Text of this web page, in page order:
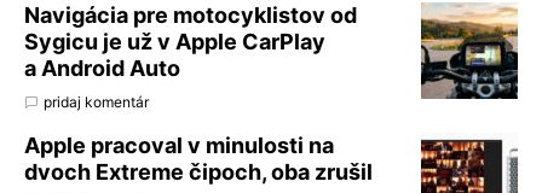
Navigácia pre motocyklistov od
Sygicu je už v Apple CarPlay
a Android Auto
pridaj komentár
Apple pracoval v minulosti na
dvoch Extreme čipoch, oba zrušil